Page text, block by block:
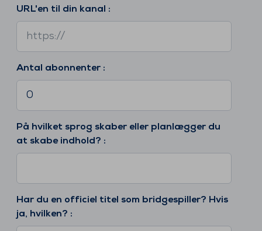
URL'en til din kanal :
Antal abonnenter :
På hvilket sprog skaber eller planlægger du
at skabe indhold? :
Har du en officiel titel som bridgespiller? Hvis
ja, hvilken? :